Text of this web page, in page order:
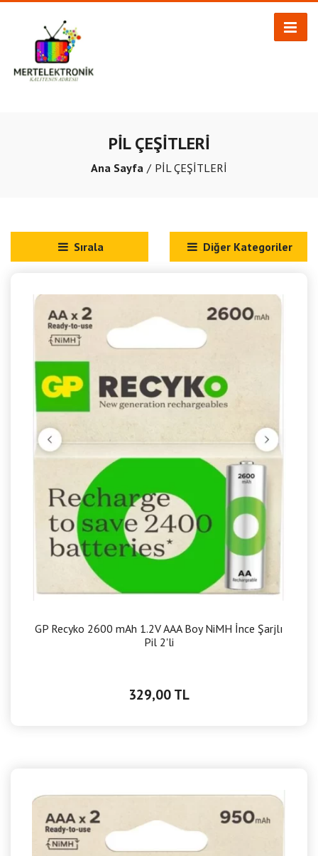
PİL ÇEŞİTLERİ
Ana Sayfa PİL ÇEŞİTLERİ
Sırala Diğer Kategoriler
GP Recyko 2600 mAh 1.2V AAA Boy NiMH İnce Şarjlı
Pil 2'li
329,00 TL